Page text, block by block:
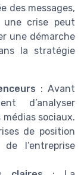
des messages,
une crise peut
une démarche
la stratégie
: Avant
d’analyser
médias sociaux.
de position
l’entreprise